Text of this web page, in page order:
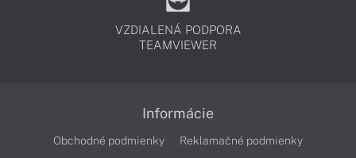
VZDIALENÁ PODPORA
TEAMVIEWER
Informácie
Obchodné podmienky
Reklamačné podmienky